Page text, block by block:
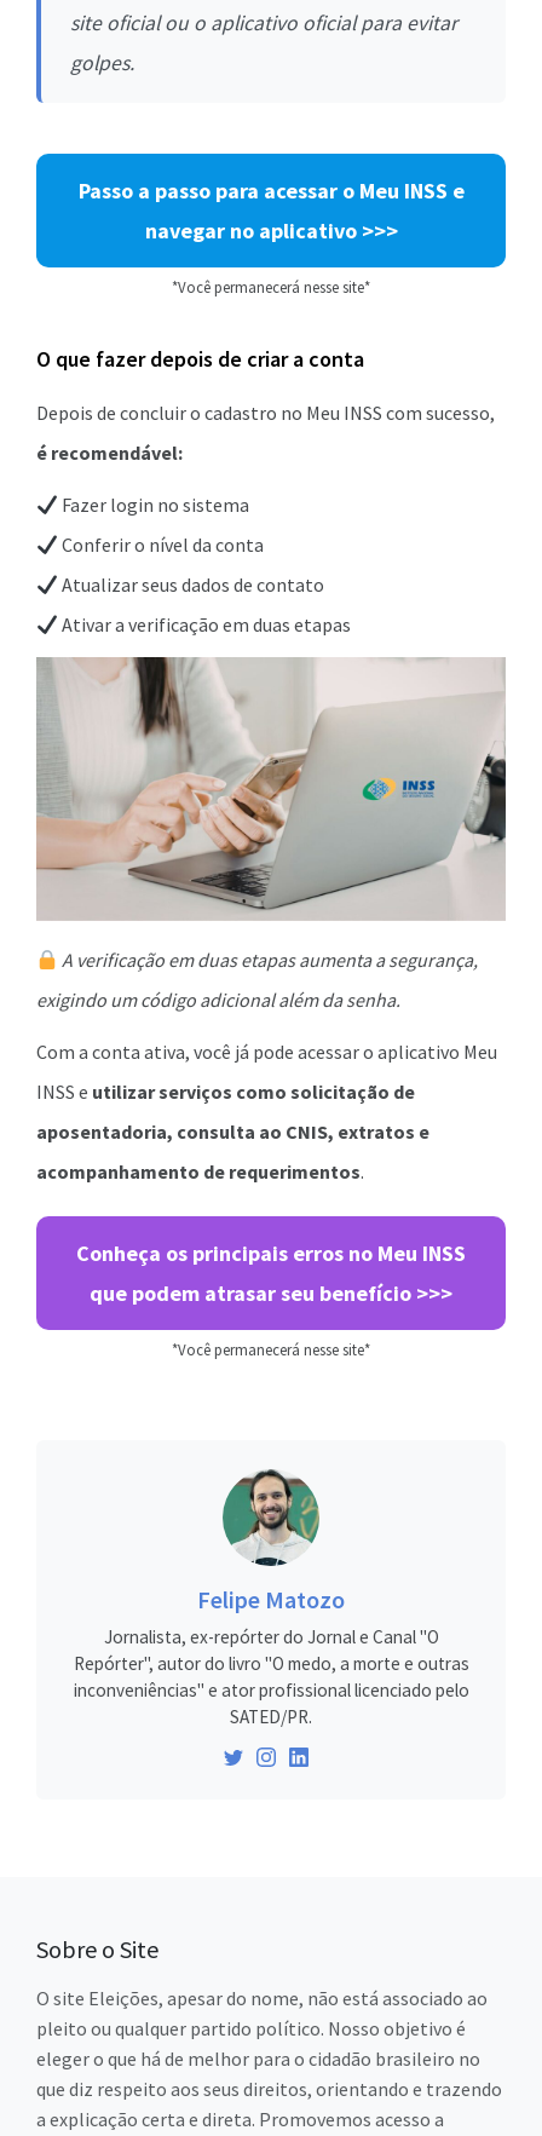
site oficial ou o aplicativo oficial para evitar
golpes.
Passo a passo para acessar o Meu INSS e
navegar no aplicativo >>>
*Você permanecerá nesse site*
O que fazer depois de criar a conta
Depois de concluir o cadastro no Meu INSS com sucesso,
é recomendável:
Fazer login no sistema
Conferir o nível da conta
Atualizar seus dados de contato
Ativar a verificação em duas etapas
A verificação em duas etapas aumenta a segurança,
exigindo um código adicional além da senha.
Com a conta ativa, você já pode acessar o aplicativo Meu
INSS e utilizar serviços como solicitação de
aposentadoria, consulta ao CNIS, extratos e
acompanhamento de requerimentos.
Conheça os principais erros no Meu INSS
que podem atrasar seu benefício >>>
*Você permanecerá nesse site*
Felipe Matozo
Jornalista, ex-repórter do Jornal e Canal "O
Repórter", autor do livro "O medo, a morte e outras
inconveniências" e ator profissional licenciado pelo
SATED/PR.
Sobre o Site
O site Eleições, apesar do nome, não está associado ao
pleito ou qualquer partido político. Nosso objetivo é
eleger o que há de melhor para o cidadão brasileiro no
que diz respeito aos seus direitos, orientando e trazendo
a explicação certa e direta. Promovemos acesso a